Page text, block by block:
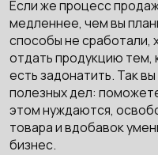
Если же процесс
медленнее, чем вы
способы не сработали,
отдать продукцию тем,
есть задонатить. Так
полезных дел:
этом нуждаются,
товара и вдобавок
бизнес.